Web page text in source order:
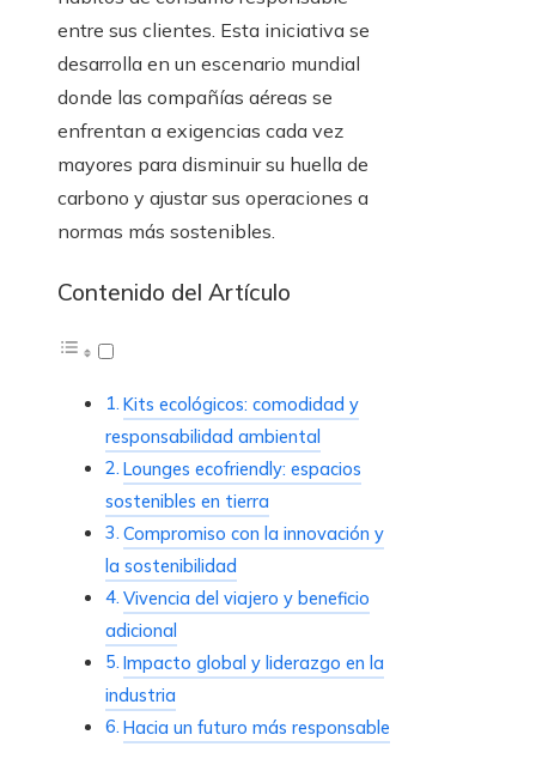
entre sus clientes. Esta iniciativa se
desarrolla en un escenario mundial
donde las compañías aéreas se
enfrentan a exigencias cada vez
mayores para disminuir su huella de
carbono y ajustar sus operaciones a
normas más sostenibles.
Contenido del Artículo
Kits ecológicos: comodidad y
responsabilidad ambiental
Lounges ecofriendly: espacios
sostenibles en tierra
Compromiso con la innovación y
la sostenibilidad
Vivencia del viajero y beneficio
adicional
Impacto global y liderazgo en la
industria
Hacia un futuro más responsable